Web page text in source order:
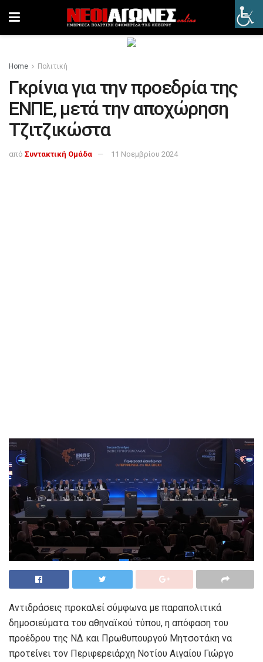
Home Πολιτική
Γκρίνια για την προεδρία της
ΕΝΠΕ, μετά την αποχώρηση
Τζιτζικώστα
από Συντακτική Ομάδα 11 Νοεμβρίου 2024
Αντιδράσεις προκαλεί σύμφωνα με παραπολιτικά
δημοσιεύματα του αθηναϊκού τύπου, η απόφαση του
προέδρου της ΝΔ και Πρωθυπουργού Μητσοτάκη να
προτείνει τον Περιφερειάρχη Νοτίου Αιγαίου Γιώργο